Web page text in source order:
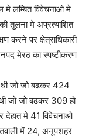
मे लम्बित विवेचनाओ मे
तुलना मे अप्रत्याशित
करने पर क्षेत्राधिकारी
मेरठ का स्पष्टीकरण
थी जो जो बढकर 424
जो जो बढकर 309 हो
देहात मे 41 विवेचनाओ
में 24, अनूपशहर